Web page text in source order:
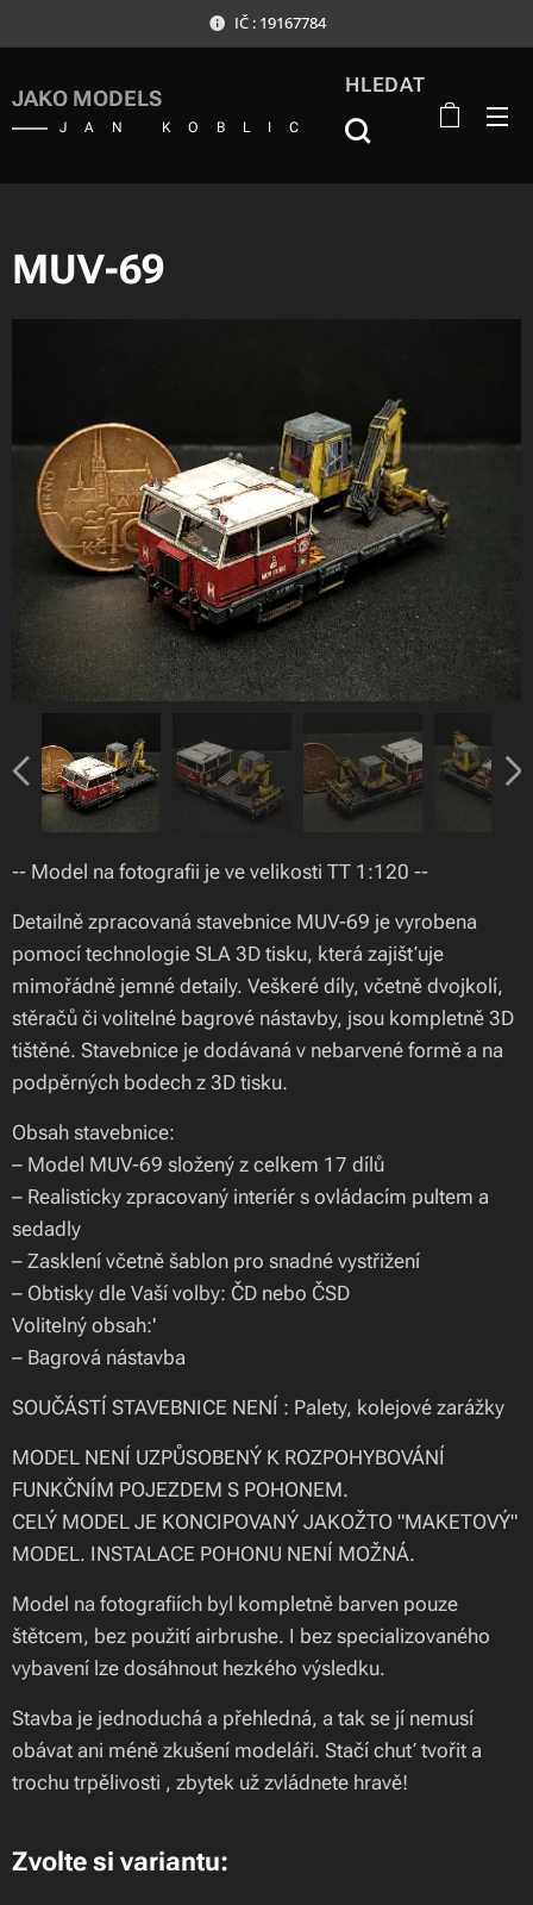
IČ : 19167784
JAKO MODELS
JAN KOBLIC
HLEDAT
MUV-69
-- Model na fotografii je ve velikosti TT 1:120 --
Detailně zpracovaná stavebnice MUV-69 je vyrobena
pomocí technologie SLA 3D tisku, která zajišťuje
mimořádně jemné detaily. Veškeré díly, včetně dvojkolí,
stěračů či volitelné bagrové nástavby, jsou kompletně 3D
tištěné. Stavebnice je dodávaná v nebarvené formě a na
podpěrných bodech z 3D tisku.
Obsah stavebnice:
– Model MUV-69 složený z celkem 17 dílů
– Realisticky zpracovaný interiér s ovládacím pultem a
sedadly
– Zasklení včetně šablon pro snadné vystřižení
– Obtisky dle Vaší volby: ČD nebo ČSD
Volitelný obsah:'
– Bagrová nástavba
SOUČÁSTÍ STAVEBNICE NENÍ : Palety, kolejové zarážky
MODEL NENÍ UZPŮSOBENÝ K ROZPOHYBOVÁNÍ
FUNKČNÍM POJEZDEM S POHONEM.
CELÝ MODEL JE KONCIPOVANÝ JAKOŽTO "MAKETOVÝ"
MODEL. INSTALACE POHONU NENÍ MOŽNÁ.
Model na fotografiích byl kompletně barven pouze
štětcem, bez použití airbrushe. I bez specializovaného
vybavení lze dosáhnout hezkého výsledku.
Stavba je jednoduchá a přehledná, a tak se jí nemusí
obávat ani méně zkušení modeláři. Stačí chuť tvořit a
trochu trpělivosti , zbytek už zvládnete hravě!
Zvolte si variantu: